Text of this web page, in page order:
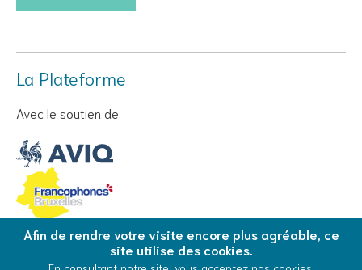
La Plateforme
Avec le soutien de
© Copyright 2026 La Plateforme - Tous droits réservés
Afin de rendre votre visite encore plus agréable, ce
site utilise des cookies.